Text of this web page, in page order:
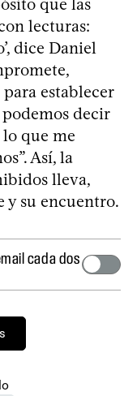
lecturas:
dice Daniel
establecer
decir
lo que me
Así, la
lleva,
y su encuentro.
cada dos